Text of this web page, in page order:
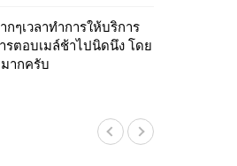
ๆเวลาทำการให้บริการ
รตอบเมล์ช้าไปนิดนึง โดย
ากครับ